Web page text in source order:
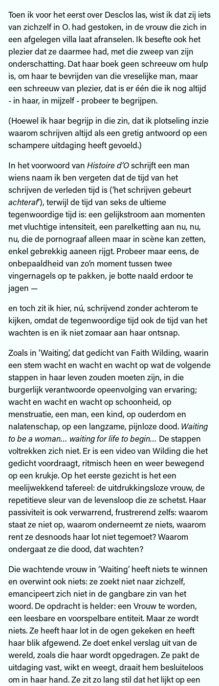
Toen ik voor het eerst over Desclos las, wist ik dat zij iets
van zichzelf in O. had gestoken, in de vrouw die zich in
een afgelegen villa laat afranselen. Ik besefte ook het
plezier dat ze daarmee had, met die zweep van zijn
onderschatting. Dat haar boek geen schreeuw om hulp
is, om haar te bevrijden van die vreselijke man, maar
een schreeuw van plezier, dat is er één die ik nog altijd
- in haar, in mijzelf - probeer te begrijpen.
(Hoewel ik haar begrijp in die zin, dat ik plotseling inzie
waarom schrijven altijd als een gretig antwoord op een
schampere uitdaging heeft gevoeld.)
In het voorwoord van Histoire d’Oschrijft een man
wiens naam ik ben vergeten dat de tijd van het
schrijven de verleden tijd is (‘het schrijven gebeurt
achteraf’), terwijl de tijd van seks de ultieme
tegenwoordige tijd is: een gelijkstroom aan momenten
met vluchtige intensiteit, een parelketting aan nu, nu,
nu, die de pornograaf alleen maar in scène kan zetten,
enkel gebrekkig aaneen rijgt. Probeer maar eens, de
onbepaaldheid van zo’n moment tussen twee
vingernagels op te pakken, je botte naald erdoor te
jagen —
en toch zit ik hier, nú, schrijvend zonder achterom te
kijken, omdat de tegenwoordige tijd ook de tijd van het
wachten is en ik niet zomaar aan haar ontsnap.
Zoals in ‘Waiting’, dat gedicht van Faith Wilding, waarin
een stem wacht en wacht en wacht op wat de volgende
stappen in haar leven zouden moeten zijn, in die
burgerlijk verantwoorde opeenvolging van ervaring;
wacht en wacht en wacht op schoonheid, op
menstruatie, een man, een kind, op ouderdom en
nalatenschap, op een langzame, pijnloze dood. Waiting
to be a woman… waiting for life to begin… De stappen
voltrekken zich niet. Er is een video van Wilding die het
gedicht voordraagt, ritmisch heen en weer bewegend
op een krukje. Op het eerste gezicht is het een
meelijwekkend tafereel: de uitdrukkingsloze vrouw, de
repetitieve sleur van de levensloop die ze schetst. Haar
passiviteit is ook verwarrend, frustrerend zelfs: waarom
staat ze niet op, waarom onderneemt ze niets, waarom
rent ze desnoods haar lot niet tegemoet? Waarom
ondergaat ze die dood, dat wachten?
Die wachtende vrouw in ‘Waiting’ heeft niets te winnen
en overwint ook niets: ze zoekt niet naar zichzelf,
emancipeert zich niet in de gangbare zin van het
woord. De opdracht is helder: een Vrouw te worden,
een leesbare en voorspelbare entiteit. Maar ze wordt
niets. Ze heeft haar lot in de ogen gekeken en heeft
haar blik afgewend. Ze doet enkel verslag uit van de
wereld, zoals die haar wordt opgedragen. Ze pakt de
uitdaging vast, wikt en weegt, draait hem besluiteloos
om in haar hand. Ze zit zo lang stil dat het lijkt op een